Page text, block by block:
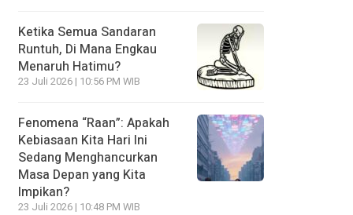
Ketika Semua Sandaran
Runtuh, Di Mana Engkau
Menaruh Hatimu?
23 Juli 2026 | 10:56 PM WIB
Fenomena “Raan”: Apakah
Kebiasaan Kita Hari Ini
Sedang Menghancurkan
Masa Depan yang Kita
Impikan?
23 Juli 2026 | 10:48 PM WIB